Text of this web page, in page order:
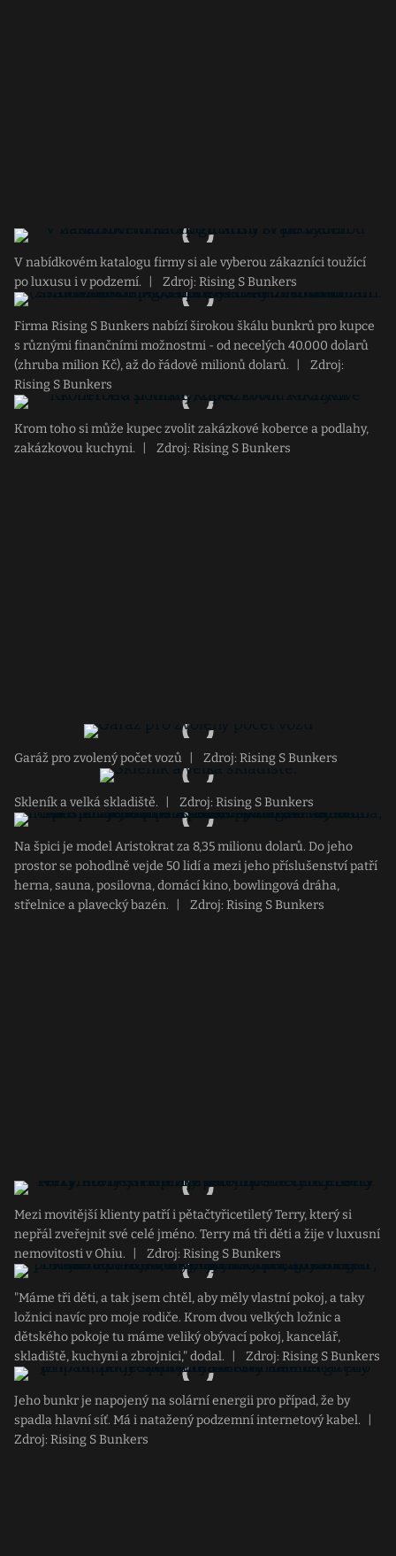
V nabídkovém katalogu firmy si ale vyberou zákazníci toužící
po luxusu i v podzemí.
Zdroj: Rising S Bunkers
Firma Rising S Bunkers nabízí širokou škálu bunkrů pro kupce
s různými finančními možnostmi - od necelých 40.000 dolarů
(zhruba milion Kč), až do řádově milionů dolarů.
Zdroj:
Rising S Bunkers
Krom toho si může kupec zvolit zakázkové koberce a podlahy,
zakázkovou kuchyni.
Zdroj: Rising S Bunkers
Garáž pro zvolený počet vozů Zdroj: Rising S Bunkers
Skleník a velká skladiště. Zdroj: Rising S Bunkers
Na špici je model Aristokrat za 8,35 milionu dolarů. Do jeho
prostor se pohodlně vejde 50 lidí a mezi jeho příslušenství patří
herna, sauna, posilovna, domácí kino, bowlingová dráha,
střelnice a plavecký bazén.
Zdroj: Rising S Bunkers
Mezi movitější klienty patří i pětačtyřicetiletý Terry, který si
nepřál zveřejnit své celé jméno. Terry má tři děti a žije v luxusní
nemovitosti v Ohiu.
Zdroj: Rising S Bunkers
"Máme tři děti, a tak jsem chtěl, aby měly vlastní pokoj, a taky
ložnici navíc pro moje rodiče. Krom dvou velkých ložnic a
dětského pokoje tu máme veliký obývací pokoj, kancelář,
skladiště, kuchyni a zbrojnici," dodal.
Zdroj: Rising S Bunkers
Jeho bunkr je napojený na solární energii pro případ, že by
spadla hlavní síť. Má i natažený podzemní internetový kabel.
Zdroj: Rising S Bunkers